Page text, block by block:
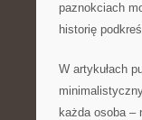
paznokciach
historię
W artykułach
każda osoba –